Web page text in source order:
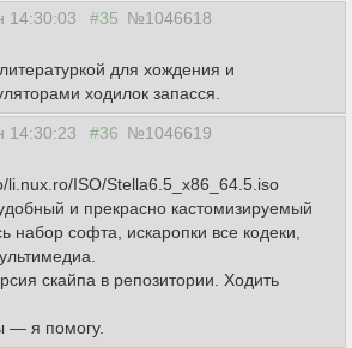
14:30:03 #35 №1046618
для хождения и
ходилок запасся.
14:30:23 #36 №1046619
ISO/Stella6.5_x86_64.5.iso
и прекрасно кастомизируемый
набор софта, искаропки все кодеки,
скайпа в репозитории. Ходить
— я помогу.